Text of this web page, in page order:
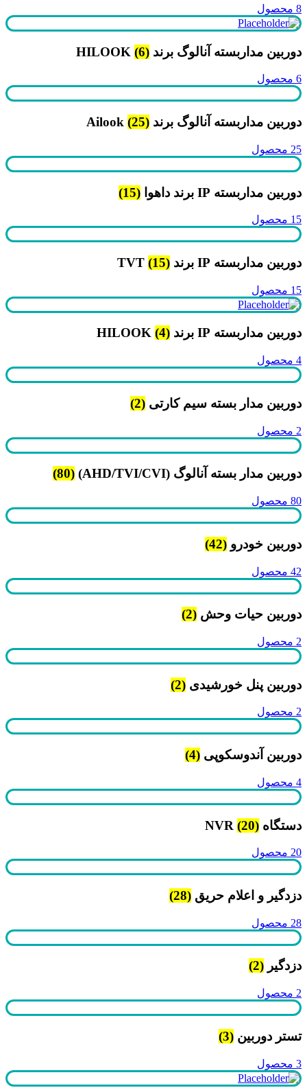
8 محصول
دوربین مداربسته آنالوگ برند HILOOK (6)
6 محصول
دوربین مداربسته آنالوگ برند Ailook (25)
25 محصول
دوربین مداربسته IP برند داهوا (15)
15 محصول
دوربین مداربسته IP برند TVT (15)
15 محصول
دوربین مداربسته IP برند HILOOK (4)
4 محصول
دوربین مدار بسته سیم کارتی (2)
2 محصول
دوربین مدار بسته آنالوگ (AHD/TVI/CVI) (80)
80 محصول
دوربین خودرو (42)
42 محصول
دوربین حیات وحش (2)
2 محصول
دوربین پنل خورشیدی (2)
2 محصول
دوربین آندوسکوپی (4)
4 محصول
دستگاه NVR (20)
20 محصول
دزدگیر و اعلام حریق (28)
28 محصول
دزدگیر (2)
2 محصول
تستر دوربین (3)
3 محصول